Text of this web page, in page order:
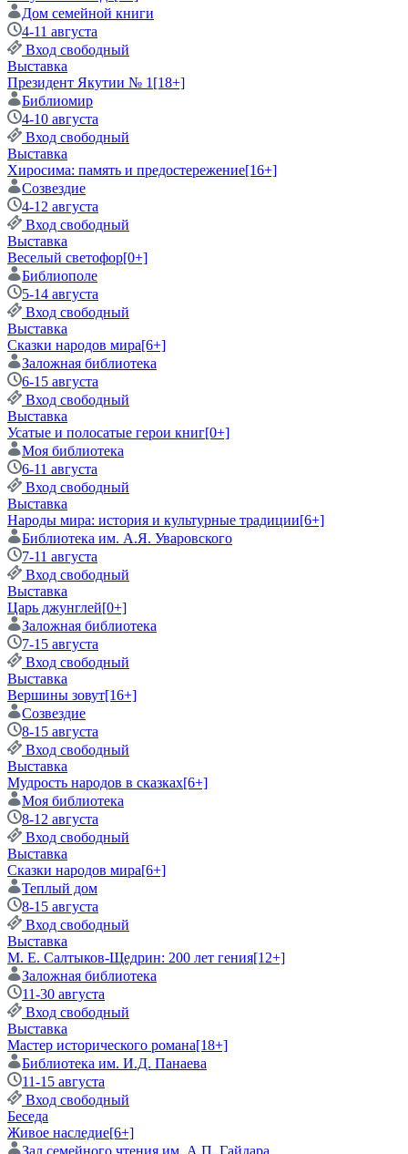
Дом семейной книги
4-11 августа
Вход свободный
Выставка
Президент Якутии № 1 [18+]
Библиомир
4-10 августа
Вход свободный
Выставка
Хиросима: память и предостережение[16+]
Созвездие
4-12 августа
Вход свободный
Выставка
Веселый светофор[0+]
Библиополе
5-14 августа
Вход свободный
Выставка
Сказки народов мира[6+]
Заложная библиотека
6-15 августа
Вход свободный
Выставка
Усатые и полосатые герои книг[0+]
Моя библиотека
6-11 августа
Вход свободный
Выставка
Народы мира: история и культурные традиции[6+]
Библиотека им. А.Я. Уваровского
7-11 августа
Вход свободный
Выставка
Царь джунглей[0+]
Заложная библиотека
7-15 августа
Вход свободный
Выставка
Вершины зовут[16+]
Созвездие
8-15 августа
Вход свободный
Выставка
Мудрость народов в сказках[6+]
Моя библиотека
8-12 августа
Вход свободный
Выставка
Сказки народов мира[6+]
Теплый дом
8-15 августа
Вход свободный
Выставка
М. Е. Салтыков-Щедрин: 200 лет гения[12+]
Заложная библиотека
11-30 августа
Вход свободный
Выставка
Мастер исторического романа[18+]
Библиотека им. И.Д. Панаева
11-15 августа
Вход свободный
Беседа
Живое наследие[6+]